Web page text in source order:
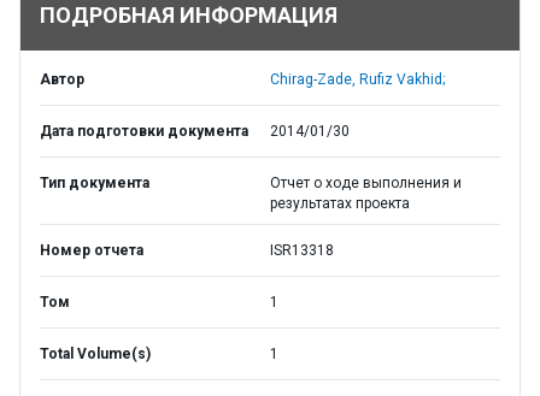
ПОДРОБНАЯ ИНФОРМАЦИЯ
Автор Chirag-Zade, Rufiz Vakhid;
Дата подготовки документа 2014/01/30
Тип документа
Отчет о ходе выполнения и
результатах проекта
Номер отчета ISR13318
Том 1
Total Volume(s) 1